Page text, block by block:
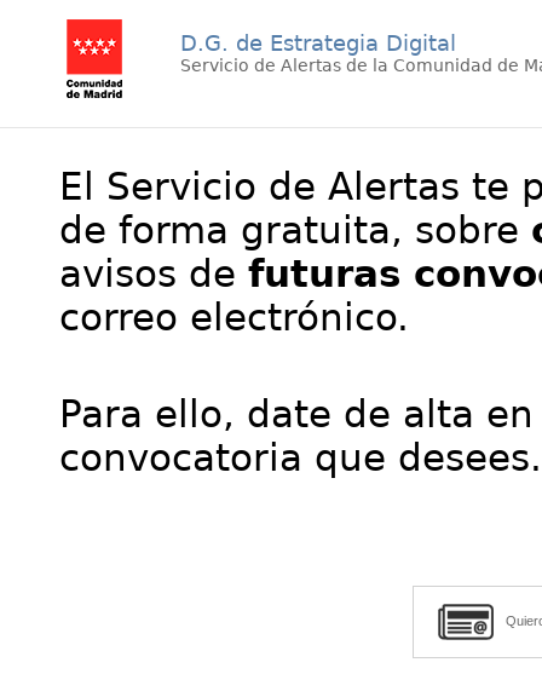
D.G. de Estrategia Digital
Servicio de Alertas de la Comunidad de
El Servicio de Alertas te
de forma gratuita, sobre
avisos de futuras
correo electrónico.
Para ello, date de alta
convocatoria que desees.